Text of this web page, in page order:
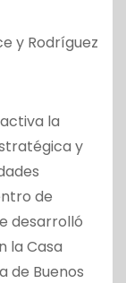
la
y
de
desarrolló
la Casa
de Buenos